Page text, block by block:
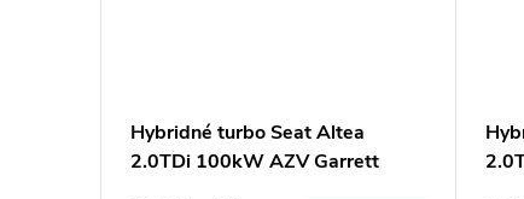
Hybridné turbo Seat Altea
2.0TDi 100kW AZV Garrett